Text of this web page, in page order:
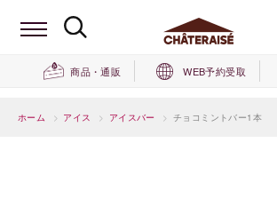
商品・通販 WEB予約受取
ホーム > アイス > アイスバー > チョコミントバー1本